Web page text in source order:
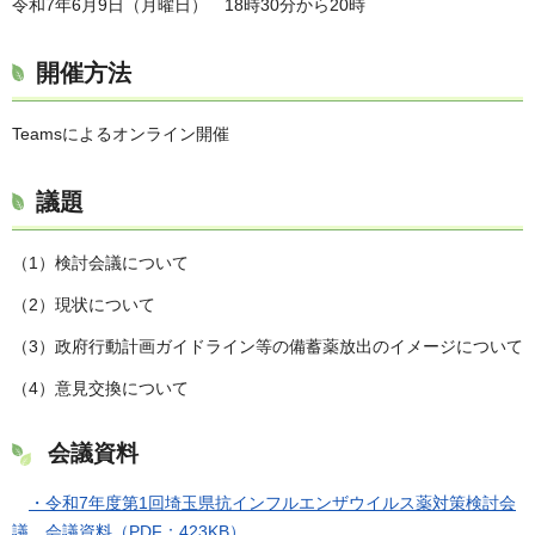
令和7年6月9日（月曜日） 18時30分から20時
開催方法
Teamsによるオンライン開催
議題
（1）検討会議について
（2）現状について
（3）政府行動計画ガイドライン等の備蓄薬放出のイメージについて
（4）意見交換について
会議資料
・令和7年度第1回埼玉県抗インフルエンザウイルス薬対策検討会